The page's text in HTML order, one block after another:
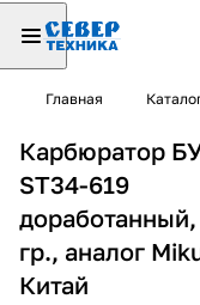
Главная
Карбюратор
ST34-619
доработанный,
гр., аналог
Китай